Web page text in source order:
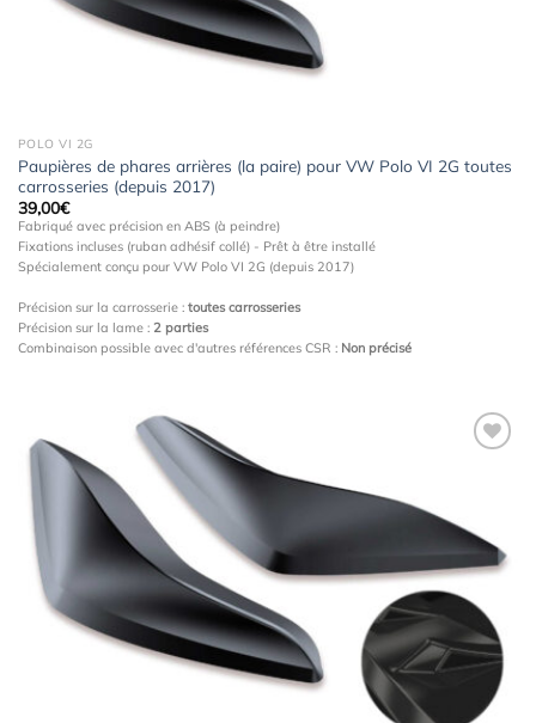
POLO VI 2G
Paupières de phares arrières (la paire) pour VW Polo VI 2G toutes
carrosseries (depuis 2017)
39,00€
Fabriqué avec précision en ABS (à peindre)
Fixations incluses (ruban adhésif collé) - Prêt à être installé
Spécialement conçu pour VW Polo VI 2G (depuis 2017)
Précision sur la carrosserie : toutes carrosseries
Précision sur la lame : 2 parties
Combinaison possible avec d'autres références CSR : Non précisé
wishlist